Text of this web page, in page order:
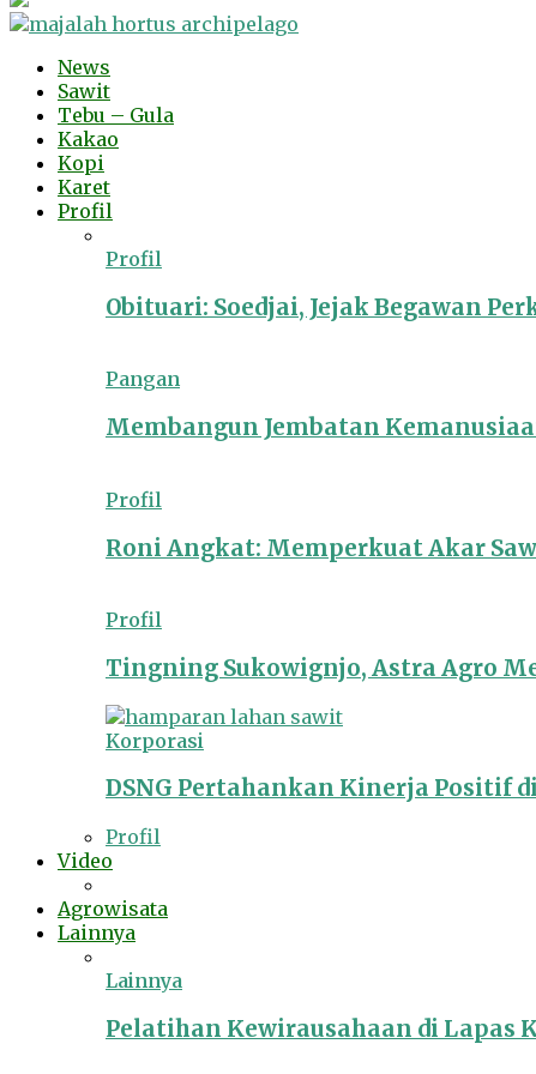
News
Sawit
Tebu – Gula
Kakao
Kopi
Karet
Profil
Profil
Obituari: Soedjai, Jejak Begawan
Pangan
Membangun Jembatan
Profil
Roni Angkat: Memperkuat Akar
Profil
Tingning Sukowignjo, Astra Agro
Korporasi
DSNG Pertahankan Kinerja Positif
Profil
Video
Agrowisata
Lainnya
Lainnya
Pelatihan Kewirausahaan di Lapas